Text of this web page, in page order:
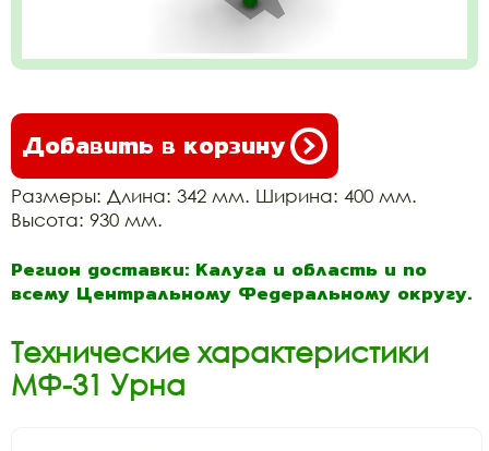
Добавить в корзину
Размеры: Длина: 342 мм. Ширина: 400 мм.
Высота: 930 мм.
Регион доставки: Калуга и область и по
всему Центральному Федеральному округу.
Технические характеристики
МФ-31 Урна